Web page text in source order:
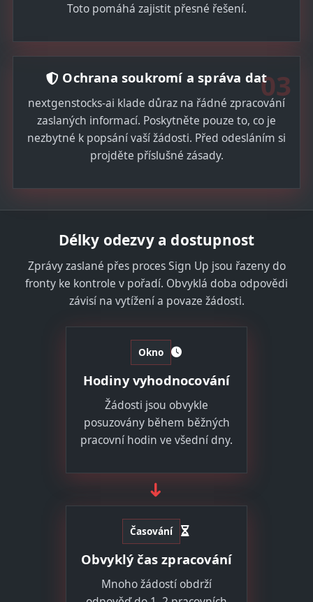
Toto pomáhá zajistit přesné řešení.
03
Ochrana soukromí a správa dat
nextgenstocks-ai klade důraz na řádné zpracování
zaslaných informací. Poskytněte pouze to, co je
nezbytné k popsání vaší žádosti. Před odesláním si
projděte příslušné zásady.
Délky odezvy a dostupnost
Zprávy zaslané přes proces Sign Up jsou řazeny do
fronty ke kontrole v pořadí. Obvyklá doba odpovědi
závisí na vytížení a povaze žádosti.
Okno
Hodiny vyhodnocování
Žádosti jsou obvykle
posuzovány během běžných
pracovní hodin ve všední dny.
➜
Časování
Obvyklý čas zpracování
Mnoho žádostí obdrží